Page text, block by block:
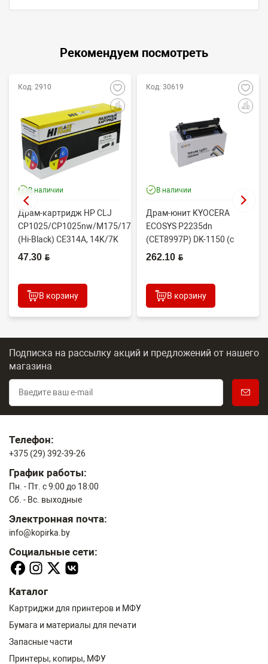
Рекомендуем посмотреть
Код: 2910
В наличии
Драм-картридж HP CLJ
CP1025/CP1025nw/M175/176/177/275
(Hi-Black) CE314A, 14K/7K
47.30 BYN
В корзину
Код: 30619
В наличии
Драм-юнит KYOCERA
ECOSYS P2235dn
(CET8997P) DK-1150 (c
двухслойным ракелем)
262.10 BYN
В корзину
Подписка на рассылку акций и предложений от нашего
магазина
Телефон:
+375 (29) 392-39-26
График работы:
Пн. - Пт. с 9:00 до 18:00
Сб. - Вс. выходные
Электронная почта:
info@kopirka.by
Социальные сети:
Каталог
Картриджи для принтеров и МФУ
Бумага и материалы для печати
Запасные части
Принтеры, копиры, МФУ